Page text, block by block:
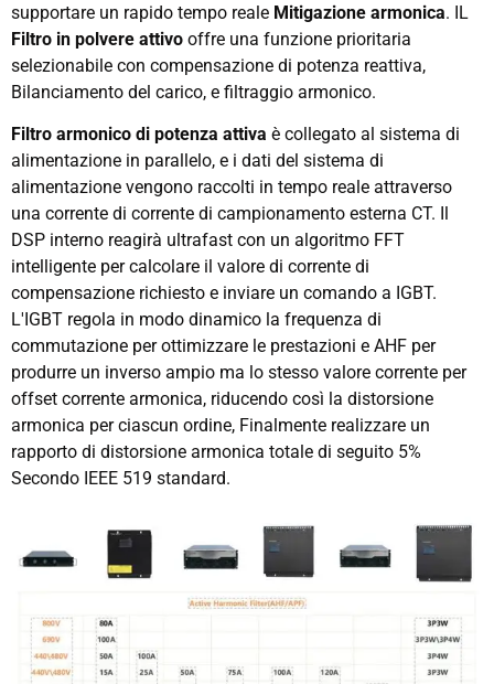
supportare un rapido tempo reale Mitigazione armonica. IL
Filtro in polvere attivo offre una funzione prioritaria
selezionabile con compensazione di potenza reattiva,
Bilanciamento del carico, e filtraggio armonico.
Filtro armonico di potenza attiva è collegato al sistema di
alimentazione in parallelo, e i dati del sistema di
alimentazione vengono raccolti in tempo reale attraverso
una corrente di corrente di campionamento esterna CT. Il
DSP interno reagirà ultrafast con un algoritmo FFT
intelligente per calcolare il valore di corrente di
compensazione richiesto e inviare un comando a IGBT.
L'IGBT regola in modo dinamico la frequenza di
commutazione per ottimizzare le prestazioni e AHF per
produrre un inverso ampio ma lo stesso valore corrente per
offset corrente armonica, riducendo così la distorsione
armonica per ciascun ordine, Finalmente realizzare un
rapporto di distorsione armonica totale di seguito 5%
Secondo IEEE 519 standard.